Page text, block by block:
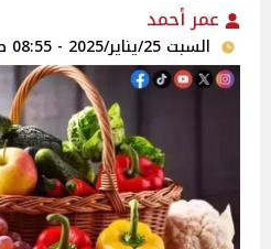
عمر أحمد
السبت 25/يناير/2025 - 08:55 ص